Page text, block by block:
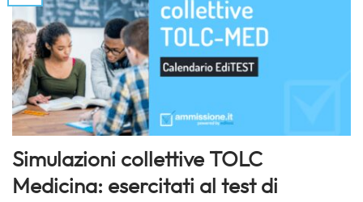
Simulazioni collettive TOLC
Medicina: esercitati al test di